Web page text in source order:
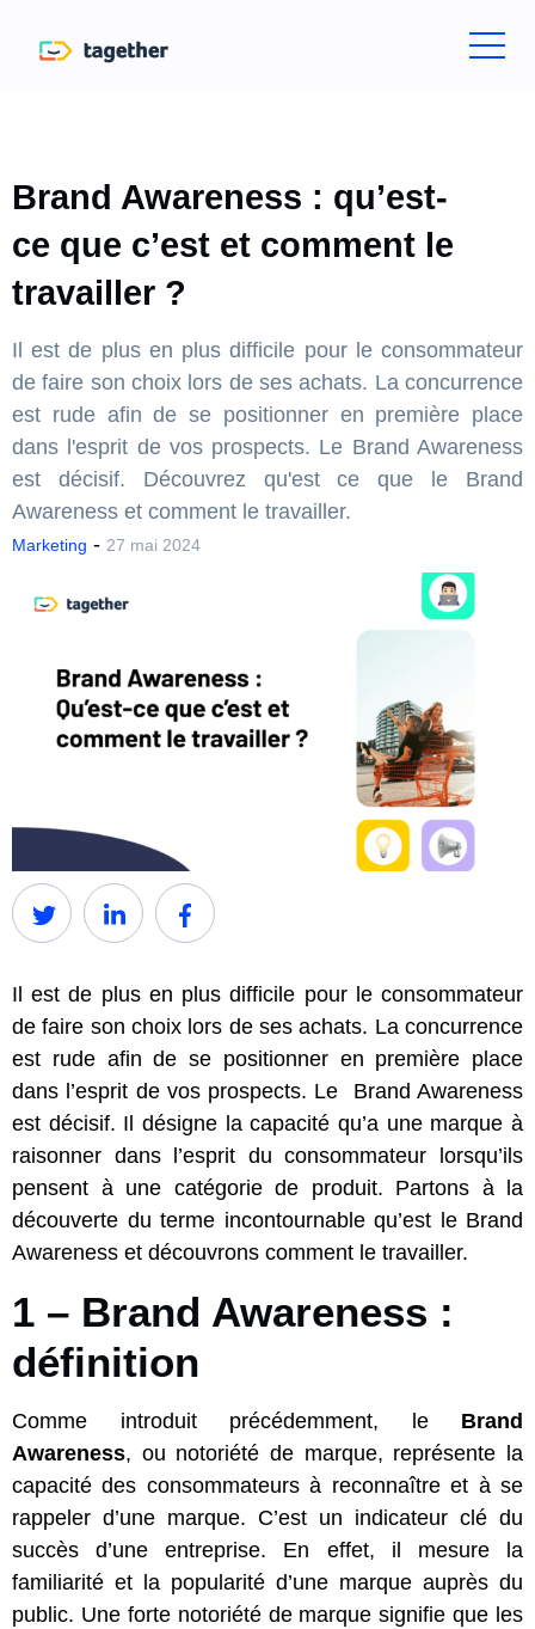
Brand Awareness : qu’est-
ce que c’est et comment le
travailler ?
Il est de plus en plus difficile pour le consommateur
de faire son choix lors de ses achats. La concurrence
est rude afin de se positionner en première place
dans l'esprit de vos prospects. Le Brand Awareness
est décisif. Découvrez qu'est ce que le Brand
Awareness et comment le travailler.
Marketing - 27 mai 2024
Il est de plus en plus difficile pour le consommateur
de faire son choix lors de ses achats. La concurrence
est rude afin de se positionner en première place
dans l’esprit de vos prospects. Le Brand Awareness
est décisif. Il désigne la capacité qu’a une marque à
raisonner dans l’esprit du consommateur lorsqu’ils
pensent à une catégorie de produit. Partons à la
découverte du terme incontournable qu’est le Brand
Awareness et découvrons comment le travailler.
1 – Brand Awareness :
définition
Comme introduit précédemment, le Brand
Awareness, ou notoriété de marque, représente la
capacité des consommateurs à reconnaître et à se
rappeler d’une marque. C’est un indicateur clé du
succès d’une entreprise. En effet, il mesure la
familiarité et la popularité d’une marque auprès du
public. Une forte notoriété de marque signifie que les